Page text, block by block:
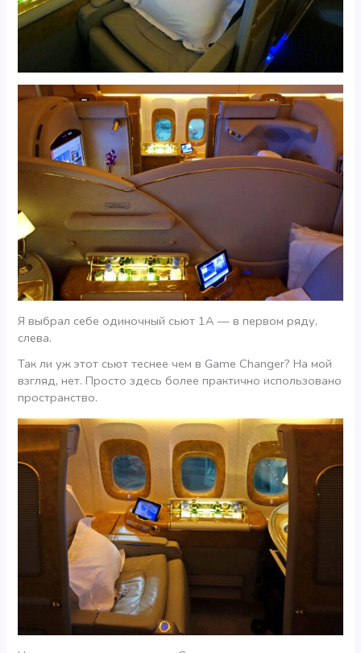
Я выбрал себе одиночный сьют 1А — в первом ряду,
слева.
Так ли уж этот сьют теснее чем в Game Changer? На мой
взгляд, нет. Просто здесь более практично использовано
пространство.